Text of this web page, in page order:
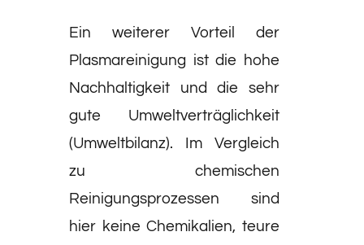
Ein weiterer Vorteil der
Plasmareinigung ist die hohe
Nachhaltigkeit und die sehr
gute Umweltverträglichkeit
(Umweltbilanz). Im Vergleich
zu chemischen
Reinigungsprozessen sind
hier keine Chemikalien, teure